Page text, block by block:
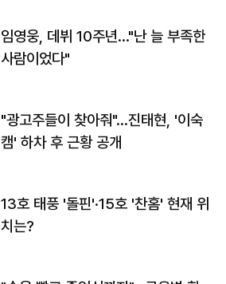
임영웅, 데뷔 10주년…"난 늘 부족한
사람이었다"
"광고주들이 찾아줘"…진태현, '이숙
캠' 하차 후 근황 공개
13호 태풍 '돌핀'·15호 '찬홈' 현재 위
치는?